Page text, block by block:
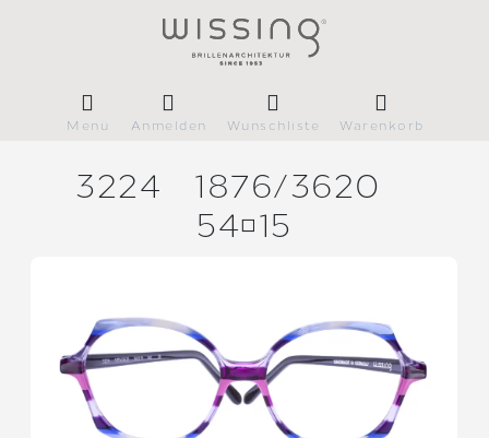
Menü Anmelden Wunschliste Warenkorb
3224 1876/3620
5415